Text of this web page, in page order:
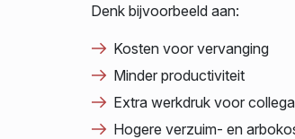
Denk bijvoorbeeld aan:
Kosten voor vervanging
Minder productiviteit
Extra werkdruk voor
Hogere verzuim- en